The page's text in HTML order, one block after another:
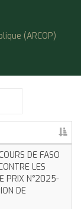
(ARCOP)
DE FASO
LES
PRIX N°2025-
DE